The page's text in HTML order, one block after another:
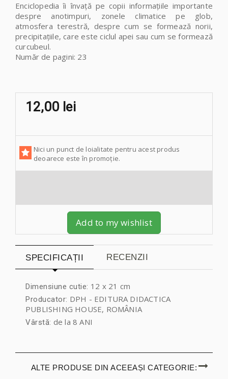
Enciclopedia îi învață pe copii informațiile importante
despre anotimpuri, zonele climatice pe glob,
atmosfera terestră, despre cum se formează norii,
precipitaţiile, care este ciclul apei sau cum se formează
curcubeul.
Număr de pagini: 23
12,00 lei
Nici un punct de loialitate pentru acest produs
deoarece este în promoție.
Add to my wishlist
SPECIFICAȚII RECENZII
Dimensiune cutie: 12 x 21 cm
Producator: DPH - EDITURA DIDACTICA
PUBLISHING HOUSE, ROMÂNIA
Vârstă: de la 8 ANI
ALTE PRODUSE DIN ACEEAȘI CATEGORIE: